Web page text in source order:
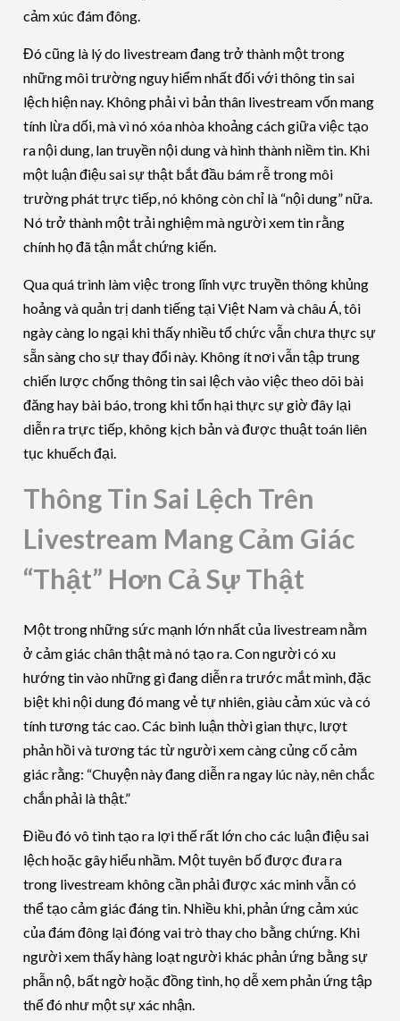
cảm xúc đám đông.
Đó cũng là lý do livestream đang trở thành một trong
những môi trường nguy hiểm nhất đối với thông tin sai
lệch hiện nay. Không phải vì bản thân livestream vốn mang
tính lừa dối, mà vì nó xóa nhòa khoảng cách giữa việc tạo
ra nội dung, lan truyền nội dung và hình thành niềm tin. Khi
một luận điệu sai sự thật bắt đầu bám rễ trong môi
trường phát trực tiếp, nó không còn chỉ là “nội dung” nữa.
Nó trở thành một trải nghiệm mà người xem tin rằng
chính họ đã tận mắt chứng kiến.
Qua quá trình làm việc trong lĩnh vực truyền thông khủng
hoảng và quản trị danh tiếng tại Việt Nam và châu Á, tôi
ngày càng lo ngại khi thấy nhiều tổ chức vẫn chưa thực sự
sẵn sàng cho sự thay đổi này. Không ít nơi vẫn tập trung
chiến lược chống thông tin sai lệch vào việc theo dõi bài
đăng hay bài báo, trong khi tổn hại thực sự giờ đây lại
diễn ra trực tiếp, không kịch bản và được thuật toán liên
tục khuếch đại.
Thông Tin Sai Lệch Trên
Livestream Mang Cảm Giác
“Thật” Hơn Cả Sự Thật
Một trong những sức mạnh lớn nhất của livestream nằm
ở cảm giác chân thật mà nó tạo ra. Con người có xu
hướng tin vào những gì đang diễn ra trước mắt mình, đặc
biệt khi nội dung đó mang vẻ tự nhiên, giàu cảm xúc và có
tính tương tác cao. Các bình luận thời gian thực, lượt
phản hồi và tương tác từ người xem càng củng cố cảm
giác rằng: “Chuyện này đang diễn ra ngay lúc này, nên chắc
chắn phải là thật.”
Điều đó vô tình tạo ra lợi thế rất lớn cho các luận điệu sai
lệch hoặc gây hiểu nhầm. Một tuyên bố được đưa ra
trong livestream không cần phải được xác minh vẫn có
thể tạo cảm giác đáng tin. Nhiều khi, phản ứng cảm xúc
của đám đông lại đóng vai trò thay cho bằng chứng. Khi
người xem thấy hàng loạt người khác phản ứng bằng sự
phẫn nộ, bất ngờ hoặc đồng tình, họ dễ xem phản ứng tập
thể đó như một sự xác nhận.